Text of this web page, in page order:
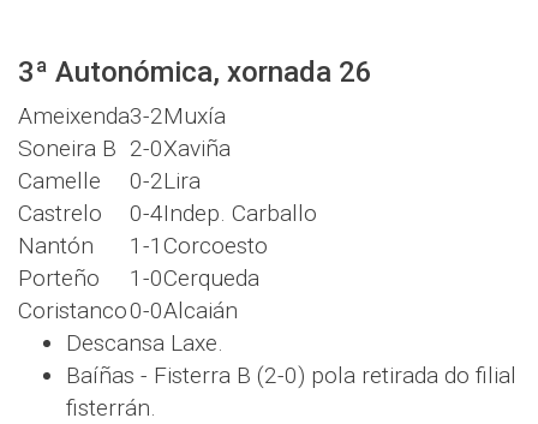
3ª Autonómica, xornada 26
Ameixenda3-2Muxía
Soneira B 2-0Xaviña
Camelle
0-2Lira
Castrelo
0-4Indep. Carballo
Nantón
1-1 Corcoesto
Porteño
1-0Cerqueda
Coristanco0-0Alcaián
Descansa Laxe.
Baíñas - Fisterra B (2-0) pola retirada do filial
fisterrán.